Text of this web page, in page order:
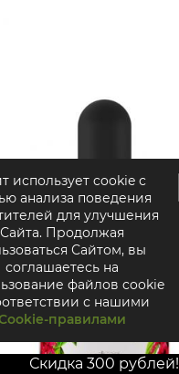
использует cookie с
анализа поведения
для улучшения
Сайта. Продолжая
Сайтом, вы
соглашаетесь на
файлов cookie
с нашими
правилами
Скидка 300 рублей!